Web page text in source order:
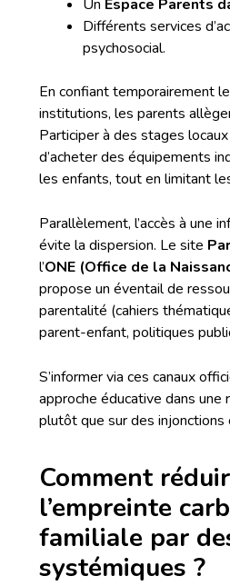
Un Espace Parents
Différents services
psychosocial.
En confiant temporairement
institutions, les parents
Participer à des stages
d’acheter des équipements
les enfants, tout en limitant
Parallèlement, l’accès à une
évite la dispersion. Le site
l’ONE (Office de la
propose un éventail de
parentalité (cahiers
parent-enfant, politiques
S’informer via ces canaux
approche éducative dans
plutôt que sur des injonctions
Comment
l’empreinte
familiale par
systémiques ?